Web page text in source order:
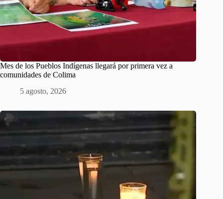
Mes de los Pueblos Indígenas llegará por primera vez a
comunidades de Colima
5 agosto, 2026